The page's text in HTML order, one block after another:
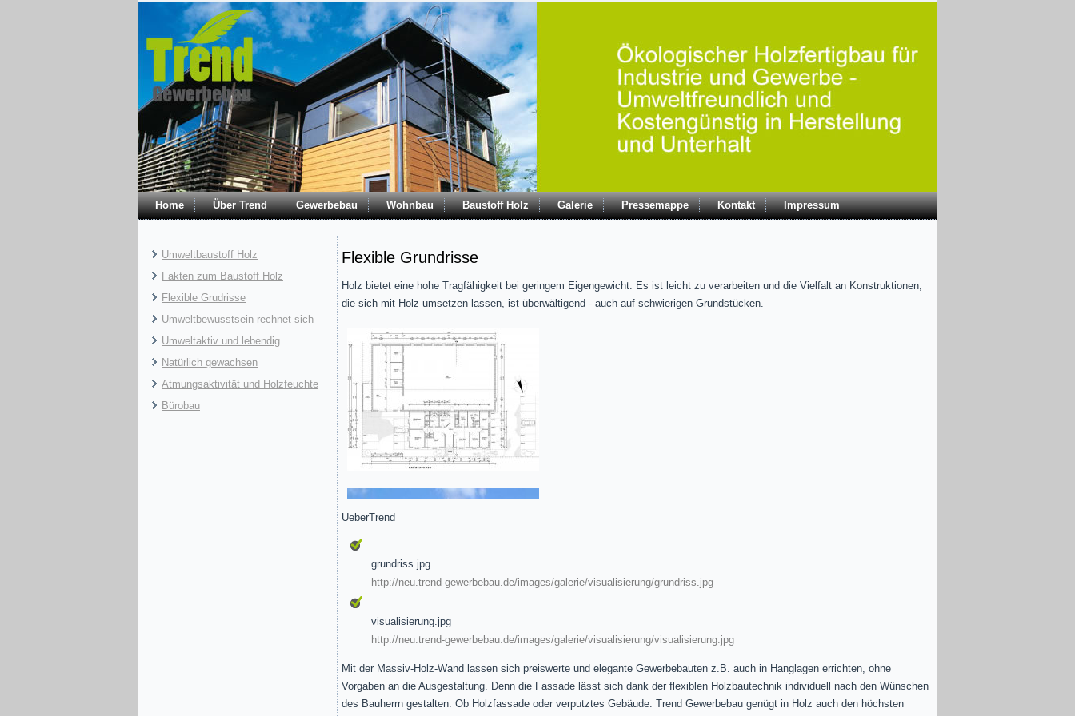
Home Über Trend Gewerbebau Wohnbau Baustoff Holz Galerie Pressemappe Kontakt Impressum
Umweltbaustoff Holz
Fakten zum Baustoff Holz
Flexible Grudrisse
Umweltbewusstsein rechnet sich
Umweltaktiv und lebendig
Natürlich gewachsen
Atmungsaktivität und Holzfeuchte
Bürobau
Flexible Grundrisse
Holz bietet eine hohe Tragfähigkeit bei geringem Eigengewicht. Es ist leicht zu verarbeiten und die Vielfalt an Konstruktionen,
die sich mit Holz umsetzen lassen, ist überwältigend - auch auf schwierigen Grundstücken.
UeberTrend
grundriss.jpg
http://neu.trend-gewerbebau.de/images/galerie/visualisierung/grundriss.jpg
visualisierung.jpg
http://neu.trend-gewerbebau.de/images/galerie/visualisierung/visualisierung.jpg
Mit der Massiv-Holz-Wand lassen sich preiswerte und elegante Gewerbebauten z.B. auch in Hanglagen errichten, ohne
Vorgaben an die Ausgestaltung. Denn die Fassade lässt sich dank der flexiblen Holzbautechnik individuell nach den Wünschen
des Bauherrn gestalten. Ob Holzfassade oder verputztes Gebäude: Trend Gewerbebau genügt in Holz auch den höchsten